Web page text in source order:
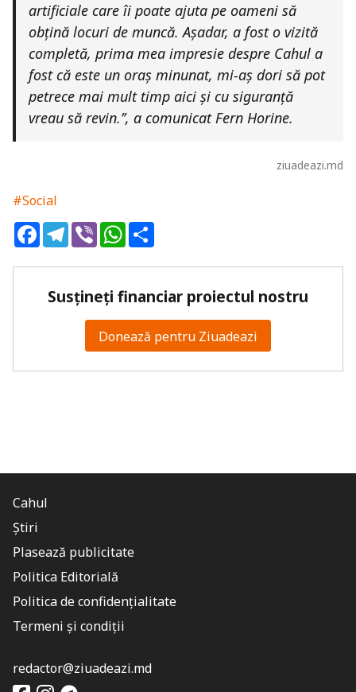
artificiale care îi poate ajuta pe oameni să
obțină locuri de muncă. Așadar, a fost o vizită
completă, prima mea impresie despre Cahul a
fost că este un oraș minunat, mi-aș dori să pot
petrece mai mult timp aici și cu siguranță
vreau să revin.’’, a comunicat Fern Horine.
ziuadeazi.md
#Social
FacebookTelegram
ViberWhatsApp
Susțineți financiar proiectul nostru
Donează pentru Ziuadeazi
Cahul
Știri
Plasează publicitate
Politica Editorială
Politica de confidențialitate
Termeni și condiții
redactor@ziuadeazi.md